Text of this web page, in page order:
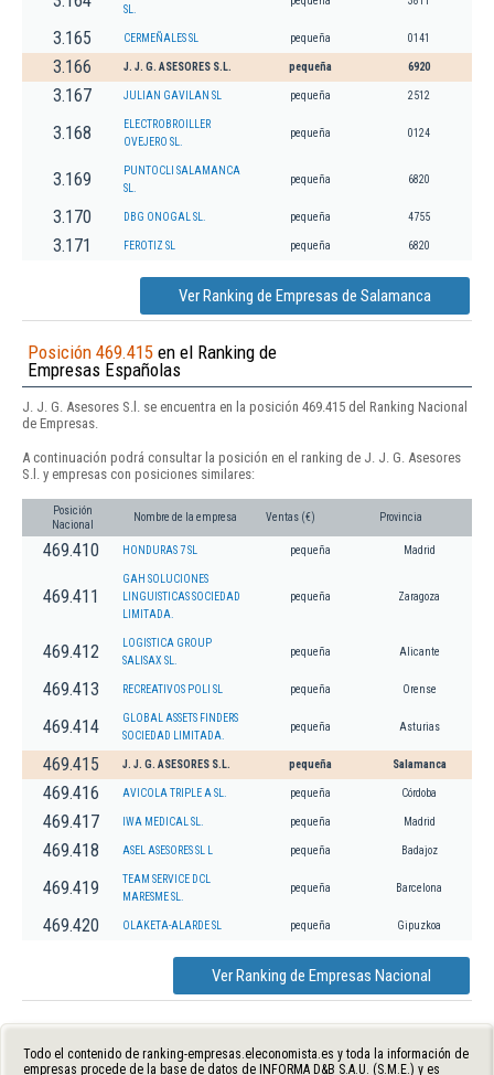
SL.
3.165 CERMEÑALES SL pequeña 0141
3.166 J. J. G. ASESORES S.L. pequeña 6920
3.167 JULIAN GAVILAN SL pequeña 2512
3.168
ELECTROBROILLER
OVEJERO SL.
pequeña 0124
3.169
PUNTOCLI SALAMANCA
SL.
pequeña 6820
3.170 DBG ONOGAL SL. pequeña 4755
3.171 FEROTIZ SL pequeña 6820
Ver Ranking de Empresas de Salamanca
Posición 469.415 en el Ranking de
Empresas Españolas
J. J. G. Asesores S.l. se encuentra en la posición 469.415 del Ranking Nacional
de Empresas.
A continuación podrá consultar la posición en el ranking de J. J. G. Asesores
S.l. y empresas con posiciones similares:
Posición
Nacional
Nombre de la empresa Ventas (€) Provincia
469.410 HONDURAS 7 SL pequeña Madrid
469.411
GAH SOLUCIONES
LINGUISTICAS SOCIEDAD
LIMITADA.
pequeña Zaragoza
469.412
LOGISTICA GROUP
SALISAX SL.
pequeña Alicante
469.413 RECREATIVOS POLI SL pequeña Orense
469.414
GLOBAL ASSETS FINDERS
SOCIEDAD LIMITADA.
pequeña Asturias
469.415 J. J. G. ASESORES S.L. pequeña Salamanca
469.416 AVICOLA TRIPLE A SL. pequeña Córdoba
469.417 IWA MEDICAL SL. pequeña Madrid
469.418 ASEL ASESORES SL L pequeña Badajoz
469.419
TEAM SERVICE DCL
MARESME SL.
pequeña Barcelona
469.420 OLAKETA-ALARDE SL pequeña Gipuzkoa
Ver Ranking de Empresas Nacional
Todo el contenido de ranking-empresas.eleconomista.es y toda la información de
empresas procede de la base de datos de INFORMA D&B S.A.U. (S.M.E.) y es